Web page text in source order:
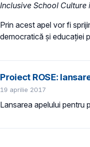
Inclusive School Culture
Prin acest apel vor fi
democratică și educației
Proiect ROSE:
19 aprilie 2017
Lansarea apelului pentru